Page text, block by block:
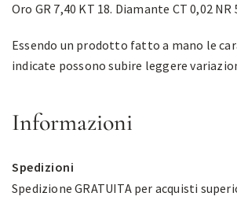
Oro GR 7,40 KT 18. Diamante CT 0,02 NR
Essendo un prodotto fatto a mano le
indicate possono subire leggere
Informazioni
Spedizioni
Spedizione GRATUITA per acquisti